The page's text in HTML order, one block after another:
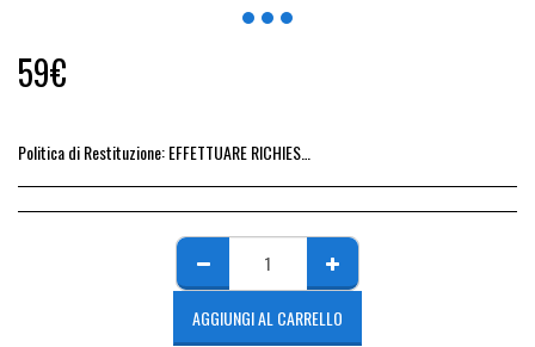
59€
Politica di Restituzione:EFFETTUARE RICHIESTA DI RESO ENTRO 14 GIORNI DALL&#039;ACQUISTO DEL RICAMBIO, IL RIMBORSO VIENE EMESSO ALLA CONSEGNA DEL RICAMBIO IN SEDE.
AGGIUNGI AL CARRELLO